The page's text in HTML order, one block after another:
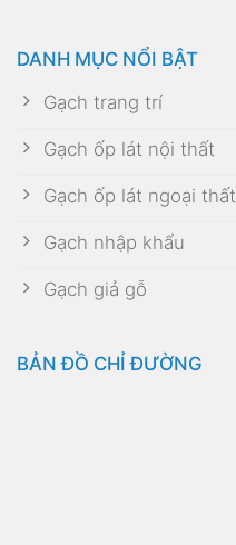
DANH MỤC NỔI BẬT
Gạch trang trí
Gạch ốp lát nội thất
Gạch ốp lát ngoại thất
Gạch nhập khẩu
Gạch giả gỗ
BẢN ĐỒ CHỈ ĐƯỜNG